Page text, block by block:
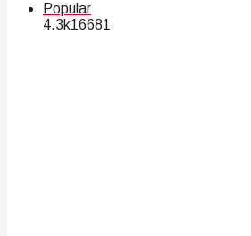
Popular
4.3k16681